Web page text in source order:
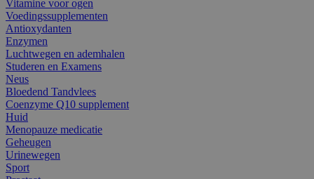
Vitamine voor ogen
Voedingssupplementen
Antioxydanten
Enzymen
Luchtwegen en ademhalen
Studeren en Examens
Neus
Bloedend Tandvlees
Coenzyme Q10 supplement
Huid
Menopauze medicatie
Geheugen
Urinewegen
Sport